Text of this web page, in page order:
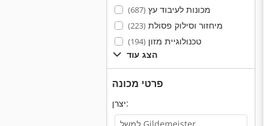
מכונות לעיבוד עץ(687)
מיחזור וסילוק פסולת(223)
טכנולוגיית מזון(194)
הצג עוד
פרטי מכונה
יצרן: